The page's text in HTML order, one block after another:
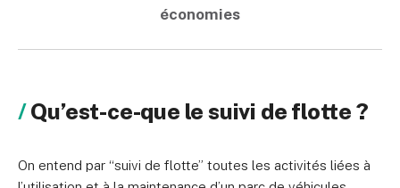
économies
Qu’est-ce-que le suivi de flotte ?
On entend par “suivi de flotte” toutes les activités liées à